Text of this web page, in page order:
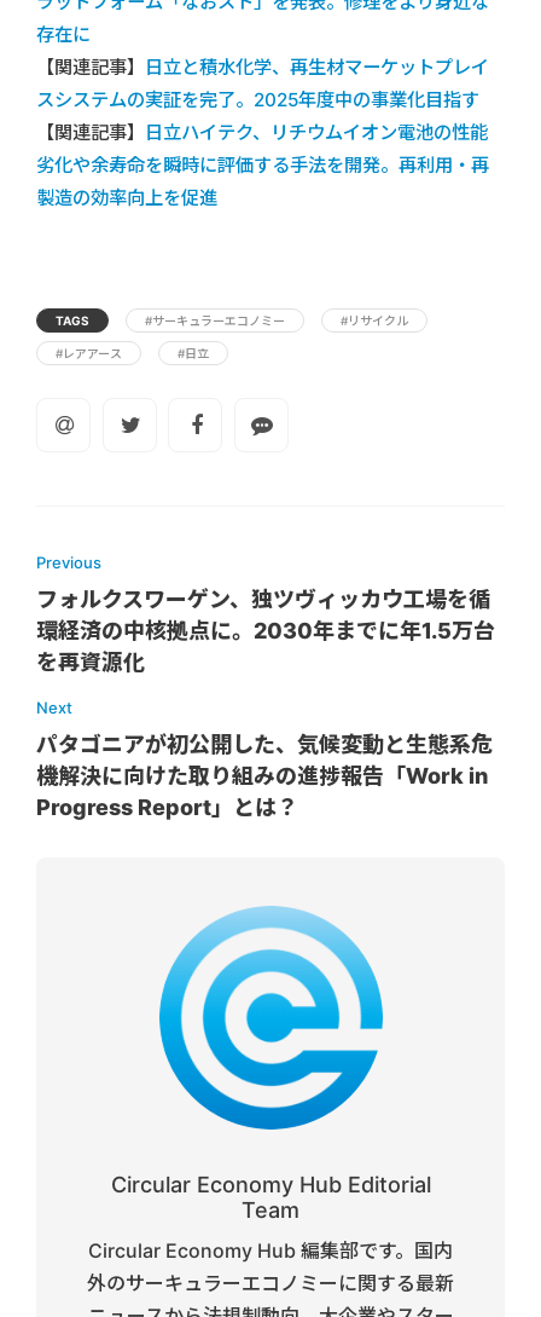
存在に
【関連記事】
日立と積水化学、再生材マーケットプレイ
スシステムの実証を完了。2025年度中の事業化目指す
【関連記事】
日立ハイテク、リチウムイオン電池の性能
劣化や余寿命を瞬時に評価する手法を開発。再利用・再
製造の効率向上を促進
TAGS #サーキュラーエコノミー #リサイクル
#レアアース #日立
Previous
フォルクスワーゲン、独ツヴィッカウ工場を循
環経済の中核拠点に。2030年までに年1.5万台
を再資源化
Next
パタゴニアが初公開した、気候変動と生態系危
機解決に向けた取り組みの進捗報告「Work in
Progress Report」とは？
Circular Economy Hub Editorial
Team
Circular Economy Hub 編集部です。国内
外のサーキュラーエコノミーに関する最新